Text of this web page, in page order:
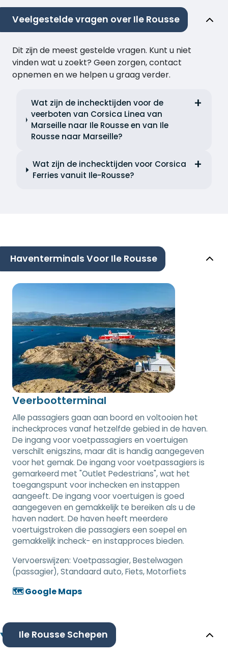
Veelgestelde vragen over Ile Rousse
Dit zijn de meest gestelde vragen. Kunt u niet
vinden wat u zoekt? Geen zorgen, contact
opnemen en we helpen u graag verder.
Wat zijn de inchecktijden voor de
veerboten van Corsica Linea van
Marseille naar Ile Rousse en van Ile
Rousse naar Marseille?
Wat zijn de inchecktijden voor Corsica
Ferries vanuit Ile-Rousse?
Haventerminals Voor Ile Rousse
Veerbootterminal
Alle passagiers gaan aan boord en voltooien het
incheckproces vanaf hetzelfde gebied in de haven.
De ingang voor voetpassagiers en voertuigen
verschilt enigszins, maar dit is handig aangegeven
voor het gemak. De ingang voor voetpassagiers is
gemarkeerd met "Outlet Pedestrians", wat het
toegangspunt voor inchecken en instappen
aangeeft. De ingang voor voertuigen is goed
aangegeven en gemakkelijk te bereiken als u de
haven nadert. De haven heeft meerdere
voertuigstroken die passagiers een soepel en
gemakkelijk incheck- en instapproces bieden.
Vervoerswijzen: Voetpassagier, Bestelwagen
(passagier), Standaard auto, Fiets, Motorfiets
🗺️ Google Maps
Ile Rousse Schepen